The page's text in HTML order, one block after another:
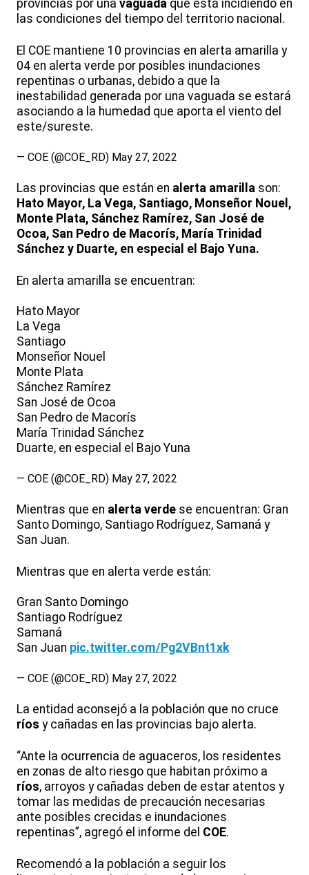
provincias por una vaguada que está incidiendo en
las condiciones del tiempo del territorio nacional.
El COE mantiene 10 provincias en alerta amarilla y
04 en alerta verde por posibles inundaciones
repentinas o urbanas, debido a que la
inestabilidad generada por una vaguada se estará
asociando a la humedad que aporta el viento del
este/sureste.
— COE (@COE_RD) May 27, 2022
Las provincias que están en alerta amarilla son:
Hato Mayor, La Vega, Santiago, Monseñor Nouel,
Monte Plata, Sánchez Ramírez, San José de
Ocoa, San Pedro de Macorís, María Trinidad
Sánchez y Duarte, en especial el Bajo Yuna.
En alerta amarilla se encuentran:
Hato Mayor
La Vega
Santiago
Monseñor Nouel
Monte Plata
Sánchez Ramírez
San José de Ocoa
San Pedro de Macorís
María Trinidad Sánchez
Duarte, en especial el Bajo Yuna
— COE (@COE_RD) May 27, 2022
Mientras que en alerta verde se encuentran: Gran
Santo Domingo, Santiago Rodríguez, Samaná y
San Juan.
Mientras que en alerta verde están:
Gran Santo Domingo
Santiago Rodríguez
Samaná
San Juan pic.twitter.com/Pg2VBnt1xk
— COE (@COE_RD) May 27, 2022
La entidad aconsejó a la población que no cruce
ríos y cañadas en las provincias bajo alerta.
“Ante la ocurrencia de aguaceros, los residentes
en zonas de alto riesgo que habitan próximo a
ríos, arroyos y cañadas deben de estar atentos y
tomar las medidas de precaución necesarias
ante posibles crecidas e inundaciones
repentinas”, agregó el informe del COE.
Recomendó a la población a seguir los